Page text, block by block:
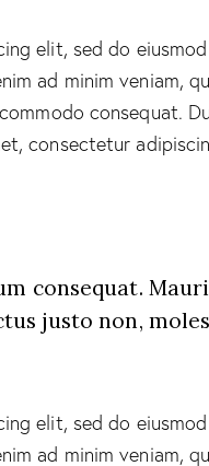
elit, sed do
ad minim veniam,
consequat.
consectetur
consequat.
justo non,
elit, sed do
ad minim veniam,